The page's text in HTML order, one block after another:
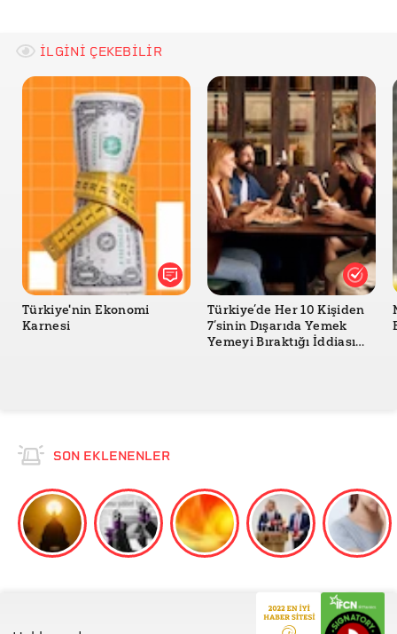
İLGİNİ ÇEKEBİLİR
Türkiye'nin Ekonomi
Karnesi
Türkiye’de Her 10 Kişiden
7’sinin Dışarıda Yemek
Yemeyi Bıraktığı İddiası
SON EKLENENLER